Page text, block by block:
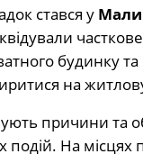
стався у
будинку
на
причини та
подій. На місцях